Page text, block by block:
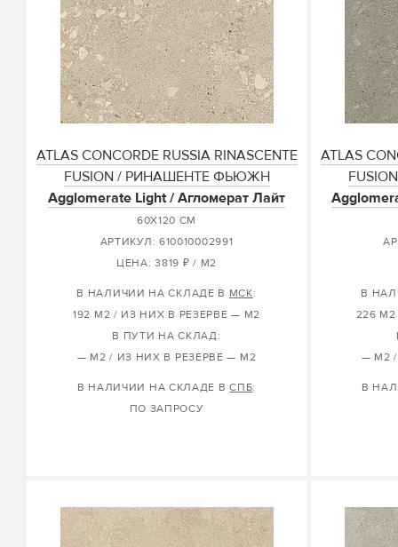
ATLAS CONCORDE RUSSIA RINASCENTE
FUSION / РИНАШЕНТЕ ФЬЮЖН
Agglomerate Light / Агломерат Лайт
60X120 СМ
АРТИКУЛ: 610010002991
ЦЕНА: 3819 ₽ / М2
В НАЛИЧИИ НА СКЛАДЕ В МСК:
192 М2 / ИЗ НИХ В РЕЗЕРВЕ — М2
В ПУТИ НА СКЛАД:
— М2 / ИЗ НИХ В РЕЗЕРВЕ — М2
В НАЛИЧИИ НА СКЛАДЕ ВСПБ:
ПО ЗАПРОСУ
ATLAS
В
226
— М2
В